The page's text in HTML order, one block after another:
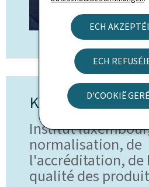
ECH
ECH
D'COOKIË
Kontakt
Institut
normalisation, de
l'accréditation, de
qualité des